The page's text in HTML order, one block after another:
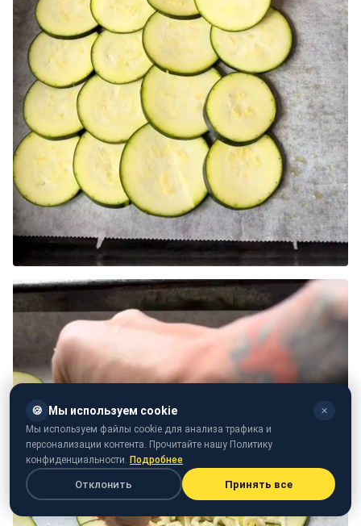
🍪 Мы используем cookie ✕
Мы используем файлы cookie для анализа трафика и
персонализации контента. Прочитайте нашу Политику
конфиденциальности. Подробнее
Отклонить Принять все